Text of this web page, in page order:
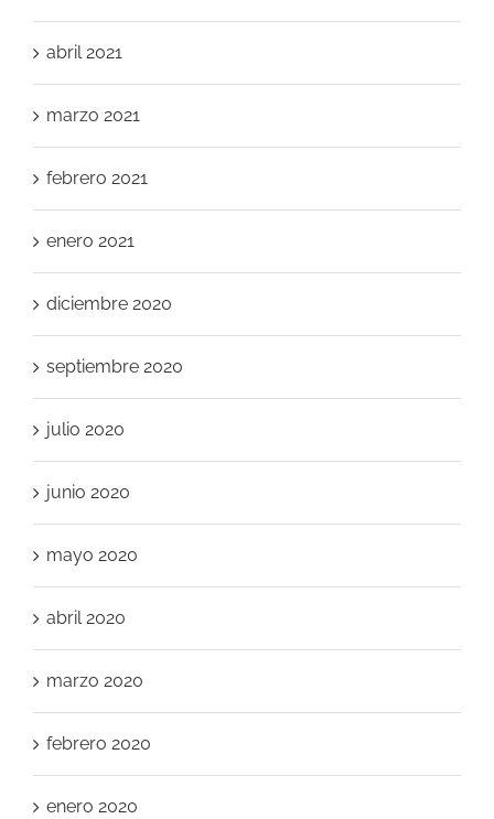
abril 2021
marzo 2021
febrero 2021
enero 2021
diciembre 2020
septiembre 2020
julio 2020
junio 2020
mayo 2020
abril 2020
marzo 2020
febrero 2020
enero 2020